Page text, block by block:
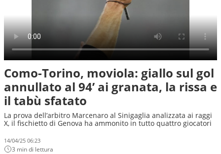
Como-Torino, moviola: giallo sul gol
annullato al 94’ ai granata, la rissa e
il tabù sfatato
La prova dell’arbitro Marcenaro al Sinigaglia analizzata ai raggi
X, il fischietto di Genova ha ammonito in tutto quattro giocatori
14/04/25 06:23
3 min di lettura